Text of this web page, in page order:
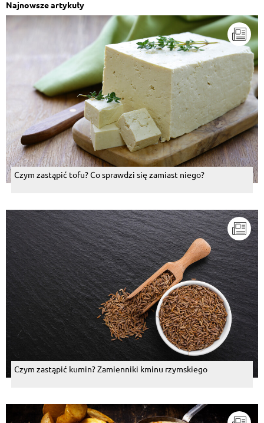
Najnowsze artykuły
Czym zastąpić tofu? Co sprawdzi się zamiast niego?
Czym zastąpić kumin? Zamienniki kminu rzymskiego